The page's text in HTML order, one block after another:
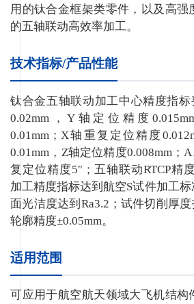
用的钛合金框架类零件，以及高强
的五轴联动高效率加工。
技术指标/产品性能
钛合金五轴联动加工中心精度指
0.02mm，Y轴定位精度
0.01mm；X轴重复定位精度
0.01mm，Z轴定位精度0.008mm；
复定位精度5″；五轴联动RTCP精
加工精度指标达到航空S试件加工
面光洁度达到Ra3.2；试件切削厚
轮廓精度±0.05mm。
适用范围
可应用于航空航天领域大飞机结构